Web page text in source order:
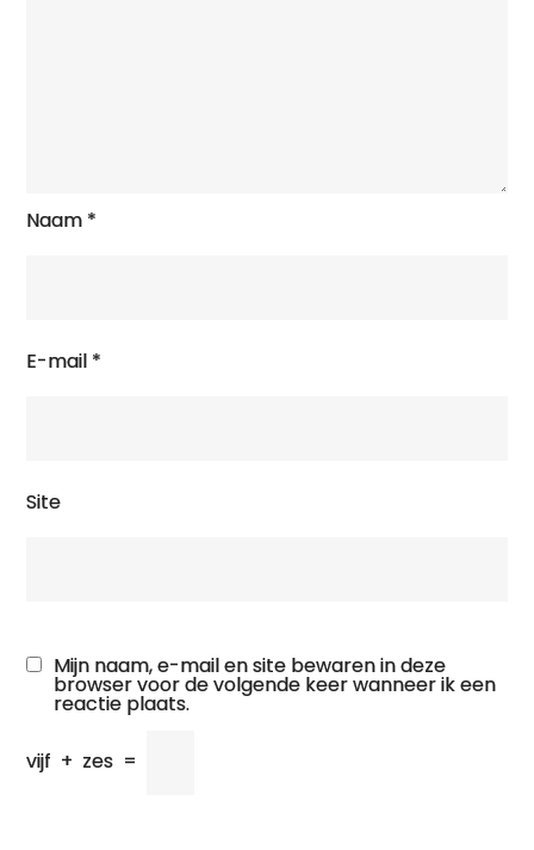
Naam *
E-mail *
Site
Mijn naam, e-mail en site bewaren in deze
browser voor de volgende keer wanneer ik een
reactie plaats.
vijf + zes =